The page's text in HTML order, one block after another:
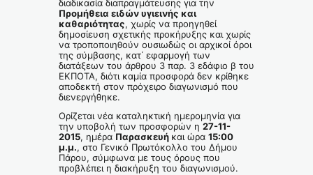
διαδικασία διαπραγμάτευσης για την
Προμήθεια ειδών υγιεινής και
καθαριότητας, χωρίς να προηγηθεί
δημοσίευση σχετικής προκήρυξης και χωρίς
να τροποποιηθούν ουσιωδώς οι αρχικοί όροι
της σύμβασης, κατ΄ εφαρμογή των
διατάξεων του άρθρου 3 παρ. 3 εδάφιο β του
ΕΚΠΟΤΑ, διότι καμία προσφορά δεν κρίθηκε
αποδεκτή στον πρόχειρο διαγωνισμό που
διενεργήθηκε.
Ορίζεται νέα καταληκτική ημερομηνία για
την υποβολή των προσφορών η 27-11-
2015, ημέρα Παρασκευή και ώρα 15:00
μ.μ., στο Γενικό Πρωτόκολλο του Δήμου
Πάρου, σύμφωνα με τους όρους που
προβλέπει η διακήρυξη του διαγωνισμού.